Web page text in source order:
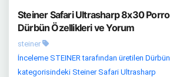
Steiner Safari Ultrasharp 8x30 Porro
Dürbün Özellikleri ve Yorum
steiner
İnceleme STEINER tarafından üretilen Dürbün
kategorisindeki Steiner Safari Ultrasharp